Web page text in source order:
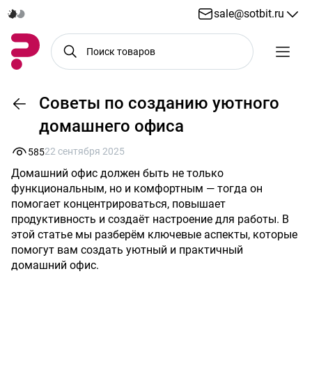
sale@sotbit.ru
Советы по созданию уютного
домашнего офиса
Домашний офис должен быть не только
функциональным, но и комфортным — тогда он
помогает концентрироваться, повышает
продуктивность и создаёт настроение для работы. В
этой статье мы разберём ключевые аспекты, которые
помогут вам создать уютный и практичный
домашний офис.
22 сентября 2025
585